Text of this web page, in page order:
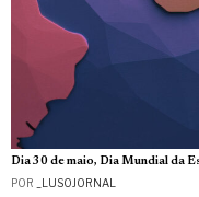
Dia 30 de maio, Dia Mundial da
POR _LUSOJORNAL